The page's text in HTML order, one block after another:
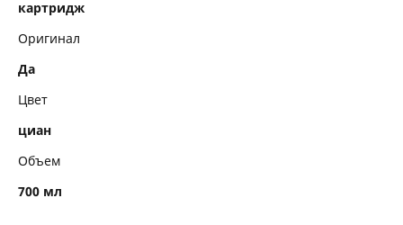
картридж
Оригинал
Да
Цвет
циан
Объем
700 мл